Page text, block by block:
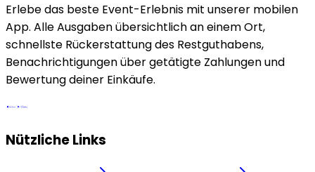
Erlebe das beste Event-Erlebnis mit unserer mobilen
App. Alle Ausgaben übersichtlich an einem Ort,
schnellste Rückerstattung des Restguthabens,
Benachrichtigungen über getätigte Zahlungen und
Bewertung deiner Einkäufe.
Nützliche Links